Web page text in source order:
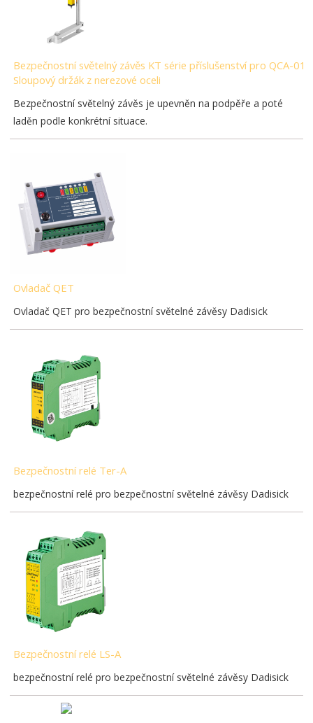
Bezpečnostní světelný závěs KT série příslušenství pro QCA-01
Sloupový držák z nerezové oceli
Bezpečnostní světelný závěs je upevněn na podpěře a poté
laděn podle konkrétní situace.
Ovladač QET
Ovladač QET pro bezpečnostní světelné závěsy Dadisick
Bezpečnostní relé Ter-A
bezpečnostní relé pro bezpečnostní světelné závěsy Dadisick
Bezpečnostní relé LS-A
bezpečnostní relé pro bezpečnostní světelné závěsy Dadisick